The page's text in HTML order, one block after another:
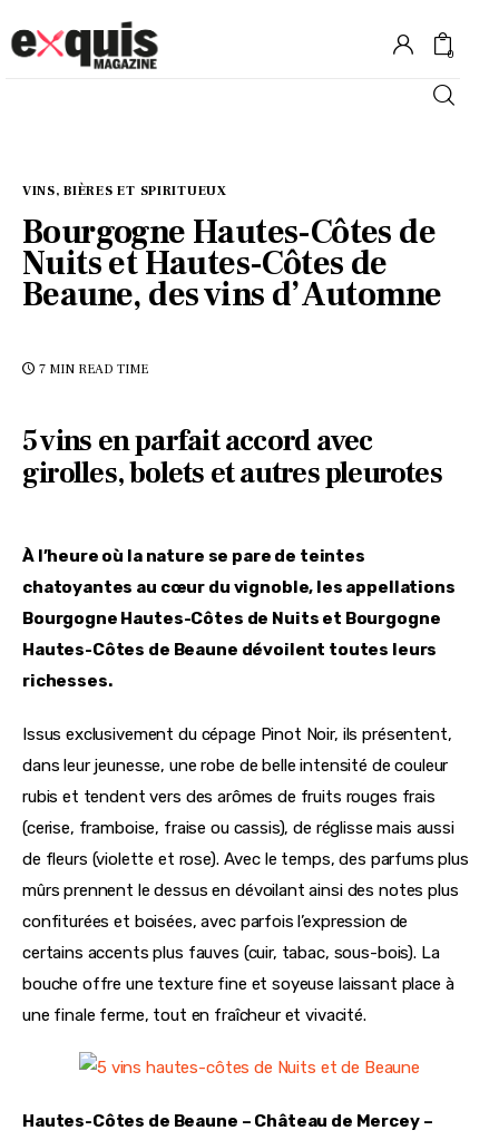
0
Gastronomie
Recettes
VINS, BIÈRES ET SPIRITUEUX
Bourgogne Hautes-Côtes de
Nuits et Hautes-Côtes de
Beaune, des vins d’Automne
7 MIN READ TIME
5 vins en parfait accord avec
girolles, bolets et autres pleurotes
À l’heure où la nature se pare de teintes
chatoyantes au cœur du vignoble, les appellations
Bourgogne Hautes-Côtes de Nuits et Bourgogne
Hautes-Côtes de Beaune dévoilent toutes leurs
richesses.
Issus exclusivement du cépage Pinot Noir, ils présentent,
dans leur jeunesse, une robe de belle intensité de couleur
rubis et tendent vers des arômes de fruits rouges frais
(cerise, framboise, fraise ou cassis), de réglisse mais aussi
de fleurs (violette et rose). Avec le temps, des parfums plus
mûrs prennent le dessus en dévoilant ainsi des notes plus
confiturées et boisées, avec parfois l’expression de
certains accents plus fauves (cuir, tabac, sous-bois). La
bouche offre une texture fine et soyeuse laissant place à
une finale ferme, tout en fraîcheur et vivacité.
Hautes-Côtes de Beaune – Château de Mercey –